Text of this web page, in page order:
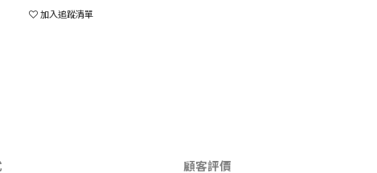
加入追蹤清單
顧客評價